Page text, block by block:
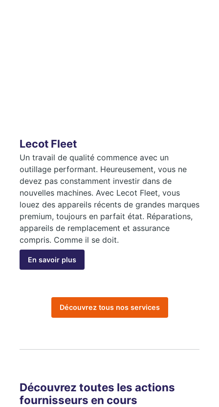
Lecot Fleet
Un travail de qualité commence avec un
outillage performant. Heureusement, vous ne
devez pas constamment investir dans de
nouvelles machines. Avec Lecot Fleet, vous
louez des appareils récents de grandes marques
premium, toujours en parfait état. Réparations,
appareils de remplacement et assurance
compris. Comme il se doit.
En savoir plus
Découvrez tous nos services
Découvrez toutes les actions
fournisseurs en cours